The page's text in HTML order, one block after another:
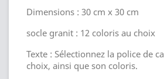
Dimensions : 30 cm x 30 cm
socle granit : 12 coloris au choix
Texte : Sélectionnez la police de
choix, ainsi que son coloris.